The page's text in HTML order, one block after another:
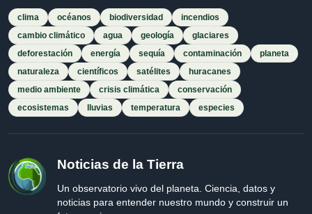
clima océanos biodiversidad
incendios
cambio climático
agua geología
glaciares
deforestación
energía sequía contaminación
planeta
naturaleza
científicos satélites
huracanes
medio ambiente
crisis climática
conservación
ecosistemas
lluvias temperatura especies
Noticias de la Tierra
Un observatorio vivo del planeta. Ciencia, datos y
noticias para entender nuestro mundo y construir un